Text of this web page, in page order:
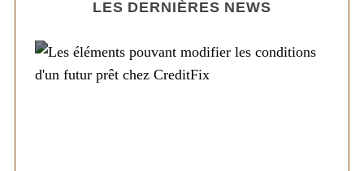
LES DERNIÈRES NEWS